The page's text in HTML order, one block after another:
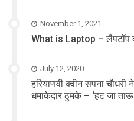
November 1, 2021
What is Laptop – लैपटॉप
July 12, 2020
हरियाणवी क्वीन सपना चौधरी
धमाकेदार ठुमके – ‘हट जा